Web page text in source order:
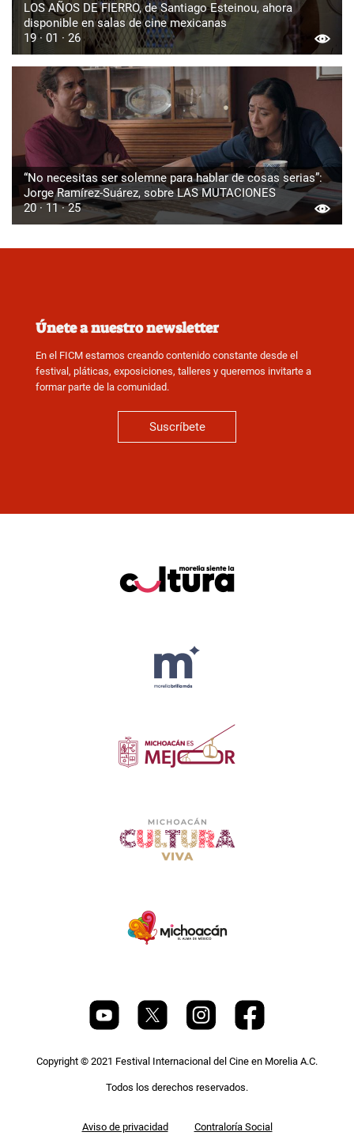
LOS AÑOS DE FIERRO, de Santiago Esteinou, ahora
disponible en salas de cine mexicanas
19 · 01 · 26
“No necesitas ser solemne para hablar de cosas serias”:
Jorge Ramírez-Suárez, sobre LAS MUTACIONES
20 · 11 · 25
Únete a nuestro newsletter
En el FICM estamos creando contenido constante desde el
festival, pláticas, exposiciones, talleres y queremos invitarte a
formar parte de la comunidad.
Suscríbete
Copyright © 2021 Festival Internacional del Cine en Morelia A.C.
Todos los derechos reservados.
Aviso de privacidad Contraloría Social